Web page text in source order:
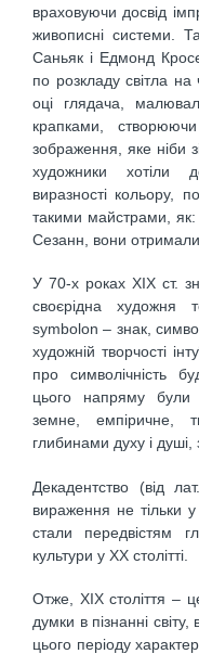
враховуючи досвід
живописні системи.
Саньяк і Едмонд
по розкладу світла на
оці глядача,
крапками,
зображення, яке ніби
художники хотіли
виразності кольору,
такими майстрами, як:
Сезанн, вони отримали
У 70-х роках ХІХ ст.
своєрідна художня
symbolon – знак,
художній творчості
про символічність
цього напряму
земне, емпіричне,
глибинами духу і
Декадентство (від
вираження не тільки
стали передвістям
культури у ХХ столітті.
Отже, ХІХ століття –
думки в пізнанні
цього періоду